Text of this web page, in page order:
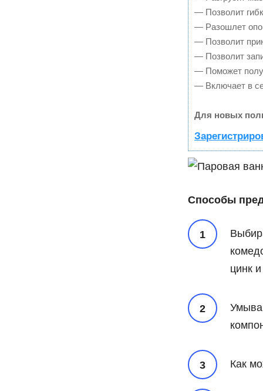
— Позволит
— Разошлет
— Позволит
— Позволит
— Поможет
— Включает в
Для новых
Способы
цинк
Как